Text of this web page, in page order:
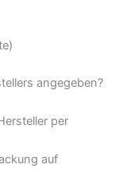
angegeben?
per
auf